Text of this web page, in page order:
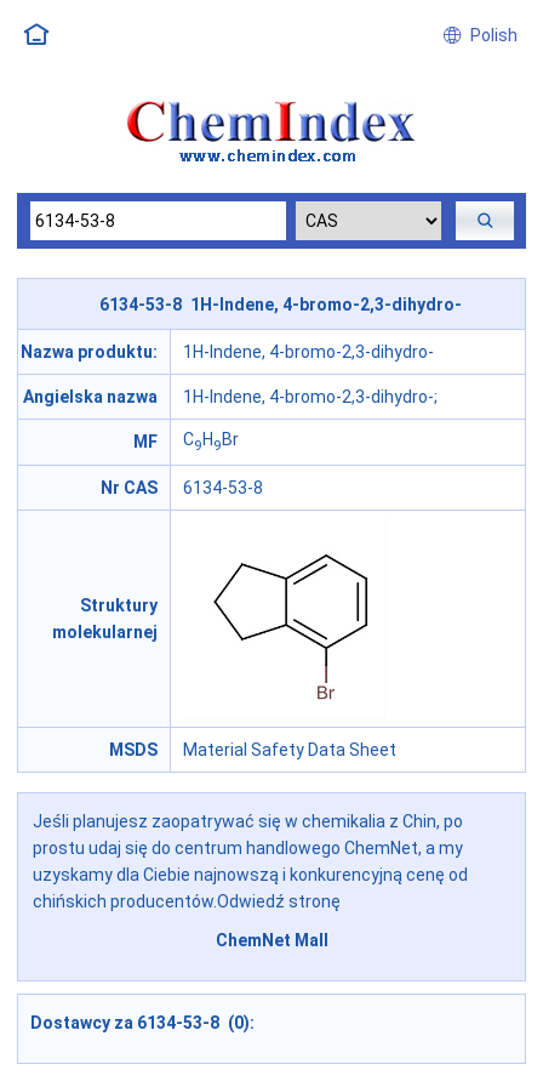
Polish
6134-53-8 1H-Indene, 4-bromo-2,3-dihydro-
Nazwa produktu: 1H-Indene, 4-bromo-2,3-dihydro-
Angielska nazwa 1H-Indene, 4-bromo-2,3-dihydro-;
MF C9 H 9 Br
Nr CAS 6134-53-8
Struktury
molekularnej
MSDS Material Safety Data Sheet
Jeśli planujesz zaopatrywać się w chemikalia z Chin, po
prostu udaj się do centrum handlowego ChemNet, a my
uzyskamy dla Ciebie najnowszą i konkurencyjną cenę od
chińskich producentów.Odwiedź stronę
ChemNet Mall
Dostawcy za 6134-53-8 (0):